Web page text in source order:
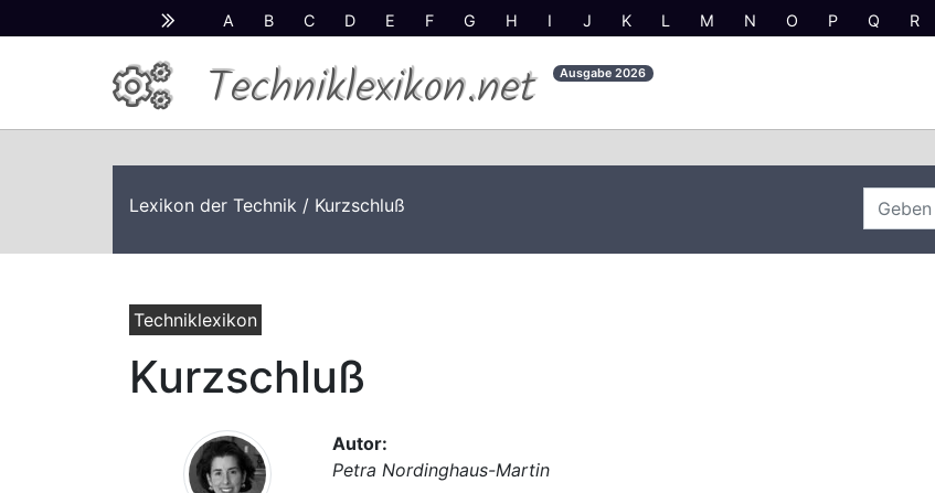
A B C D E F G H I J K L M N O P Q R
Techniklexikon.net Ausgabe2026
Lexikon der Technik / Kurzschluß
Techniklexikon
Kurzschluß
Autor:
Petra Nordinghaus-Martin